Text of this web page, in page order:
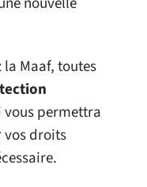
la Maaf, toutes
vous permettra
droits